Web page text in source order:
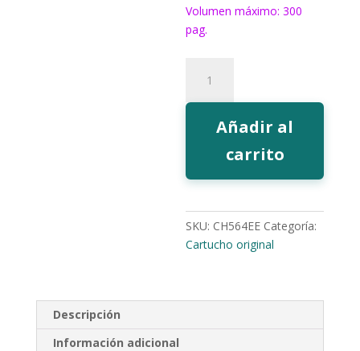
Volumen máximo: 300
pag.
301
cantidad
Añadir al
carrito
SKU: CH564EE Categoría:
Cartucho original
Descripción
Información adicional